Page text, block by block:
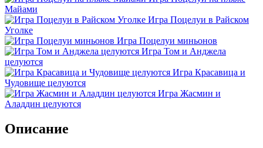
Майами
Игра Поцелуи в Райском
Уголке
Игра Поцелуи миньонов
Игра Том и Анджела
целуются
Игра Красавица и
Чудовище целуются
Игра Жасмин и
Аладдин целуются
Описание